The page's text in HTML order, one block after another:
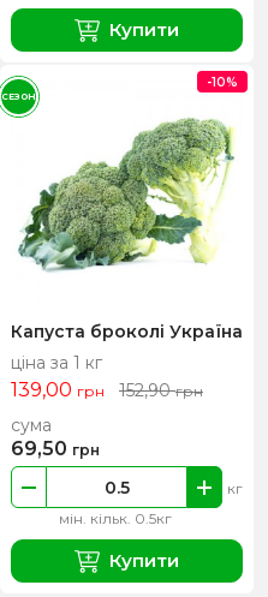
Купити
Капуста броколі Україна
ціна за 1 кг
139,00 грн 152,90грн
мін. кільк. 0.5кг
кг
сума
69,50 грн
Купити
-10%
СЕЗОН